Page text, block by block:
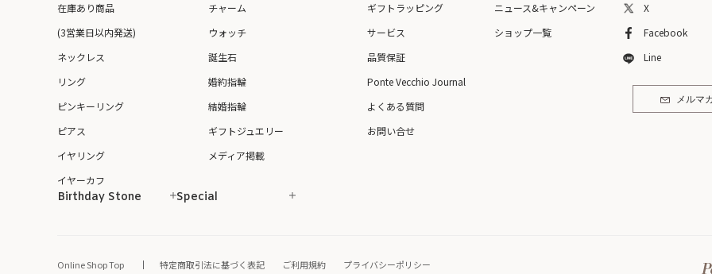
在庫あり商品
(3営業日以内発送)
ネックレス
リング
ピンキーリング
ピアス
イヤリング
イヤーカフ
チャーム
ウォッチ
誕生石
婚約指輪
結婚指輪
ギフトジュエリー
メディア掲載
ギフトラッピング
サービス
品質保証
Ponte Vecchio Journal
よくある質問
お問い合せ
ニュース&キャンペーン
ショップ一覧
X
Facebook
Line
メルマ
Birthday Stone Special
Online Shop Top 特定商取引法に基づく表記 ご利用規約 プライバシーポリシー